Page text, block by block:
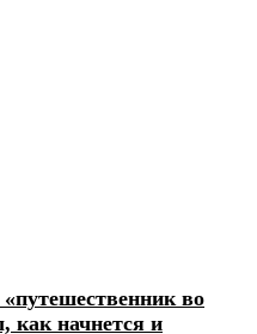
во
как начнется и